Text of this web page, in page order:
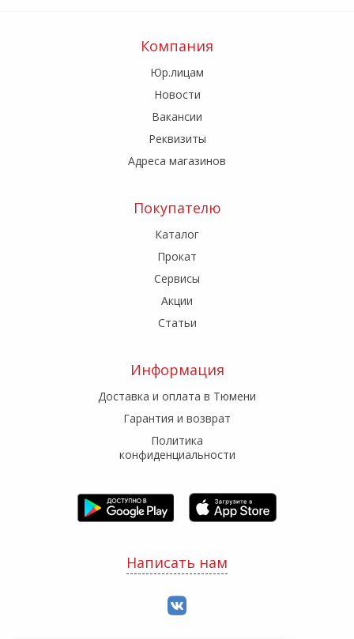
Компания
Юр.лицам
Новости
Вакансии
Реквизиты
Адреса магазинов
Покупателю
Каталог
Прокат
Сервисы
Акции
Статьи
Информация
Доставка и оплата в Тюмени
Гарантия и возврат
Политика
конфиденциальности
Написать нам